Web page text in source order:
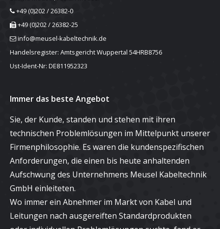
+49 (0)202 / 26382-0
+49 (0)202 / 26382-25
info@meusel-kabeltechnik.de
Handelsregister: Amtsgericht Wuppertal 54HRB8756
Ust-Ident-Nr: DE811952323
Immer das beste Angebot
Sie, der Kunde, standen und stehen mit ihren
technischen Problemlösungen im Mittelpunkt unserer
Firmenphilosophie. Es waren die kundenspezifischen
Anforderungen, die einen bis heute anhaltenden
Aufschwung des Unternehmens Meusel Kabeltechnik
GmbH einleiteten.
Wo immer ein Abnehmer im Markt von Kabel und
Leitungen nach ausgereiften Standardprodukten